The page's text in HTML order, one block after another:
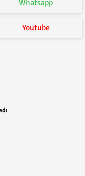
Whatsapp
Youtube